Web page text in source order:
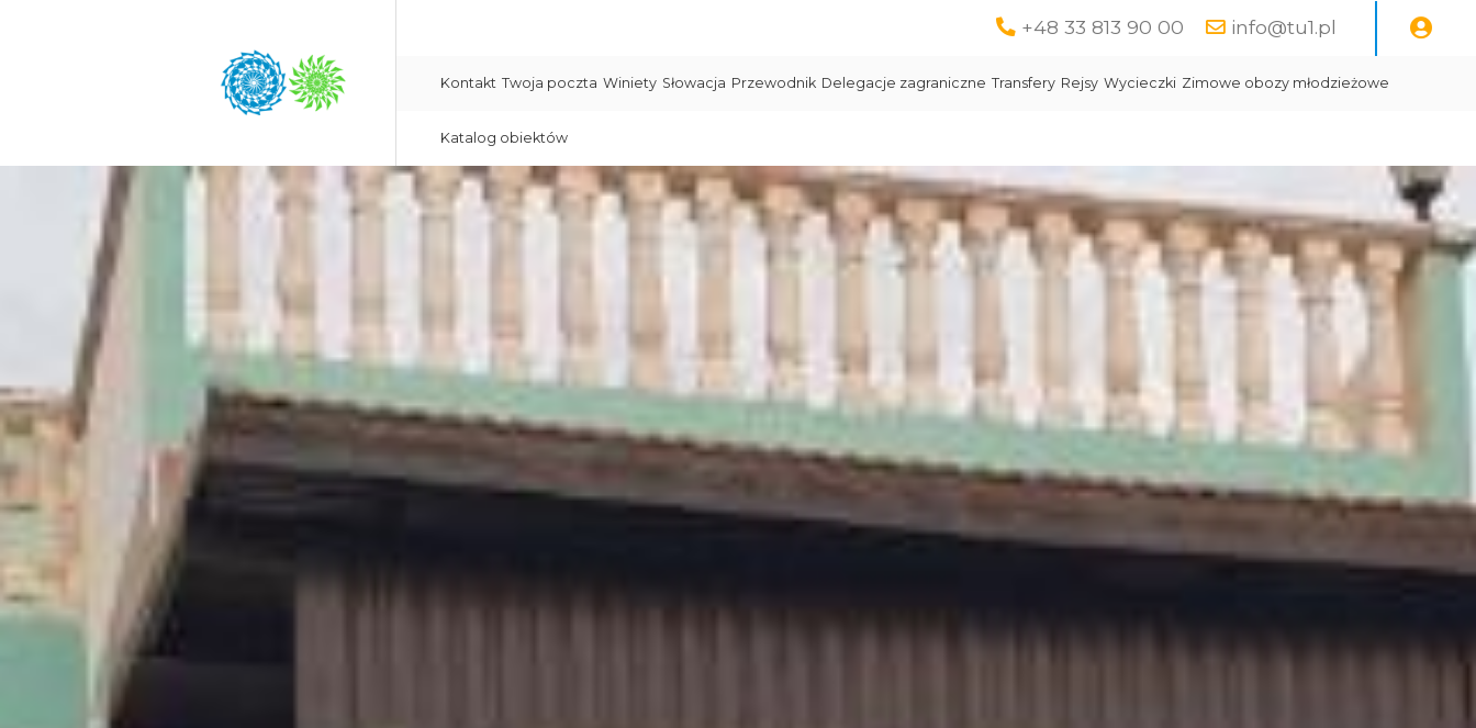
+48 33 813 90 00 info@tu1.pl
Kontakt Twoja poczta Winiety Słowacja Przewodnik Delegacje zagraniczne Transfery Rejsy Wycieczki Zimowe obozy młodzieżowe
Katalog obiektów